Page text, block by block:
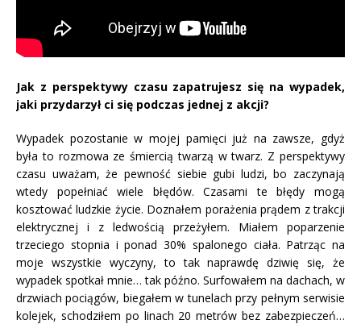
Jak z perspektywy czasu zapatrujesz się na wypadek,
jaki przydarzył ci się podczas jednej z akcji?
Wypadek pozostanie w mojej pamięci już na zawsze, gdyż
była to rozmowa ze śmiercią twarzą w twarz. Z perspektywy
czasu uważam, że pewność siebie gubi ludzi, bo zaczynają
wtedy popełniać wiele błędów. Czasami te błędy mogą
kosztować ludzkie życie. Doznałem porażenia prądem z trakcji
elektrycznej i z ledwością przeżyłem. Miałem poparzenie
trzeciego stopnia i ponad 30% spalonego ciała. Patrząc na
moje wszystkie wyczyny, to tak naprawdę dziwię się, że
wypadek spotkał mnie… tak późno. Surfowałem na dachach, w
drzwiach pociągów, biegałem w tunelach przy pełnym serwisie
kolejek, schodziłem po linach 20 metrów bez zabezpieczeń…